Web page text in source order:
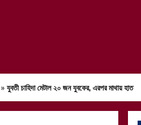
» যুবতী চাহিদা মেটাল ২০ জন যুবকের, এরপর মাথায় হাত